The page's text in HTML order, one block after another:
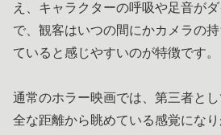
え、キャラクターの呼吸や足音が
で、観客はいつの間にかカメラの
ていると感じやすいのが特徴です。
通常のホラー映画では、第三者と
全な距離から眺めている感覚にな